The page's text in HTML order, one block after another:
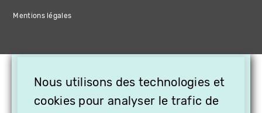
Mentions légales
Nous utilisons des technologies et
cookies pour analyser le trafic de
OFFREZ LA VIDÉO EN
CADEAU, ABONNEZ VOS